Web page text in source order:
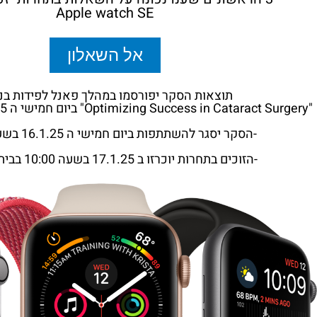
Apple watch SE
אל השאלון
תוצאות הסקר יפורסמו במהלך פאנל לפידות
"Optimizing Success in Cataract Surgery" ביום חמישי ה 16.1.25 בשעה 11:15
-הסקר יסגר להשתתפות ביום חמישי ה 16.1.25 בשעה 10:00
-הזוכים בתחרות יוכרזו ב 17.1.25 בשעה 10:00 בביתן לפידות.